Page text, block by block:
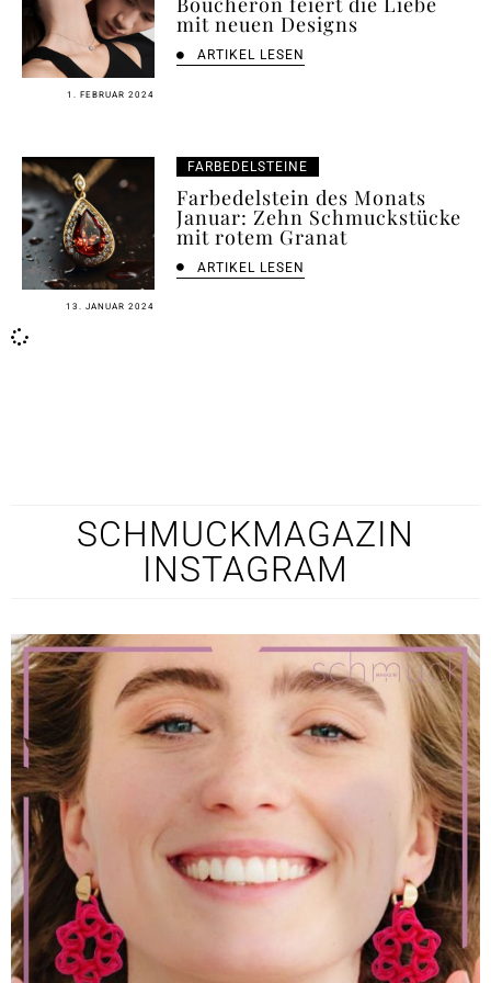
1. FEBRUAR 2024
mit neuen Designs
ARTIKEL LESEN
13. JANUAR 2024
FARBEDELSTEINE
Farbedelstein des Monats
Januar: Zehn Schmuckstücke
mit rotem Granat
ARTIKEL LESEN
SCHMUCKMAGAZIN
INSTAGRAM